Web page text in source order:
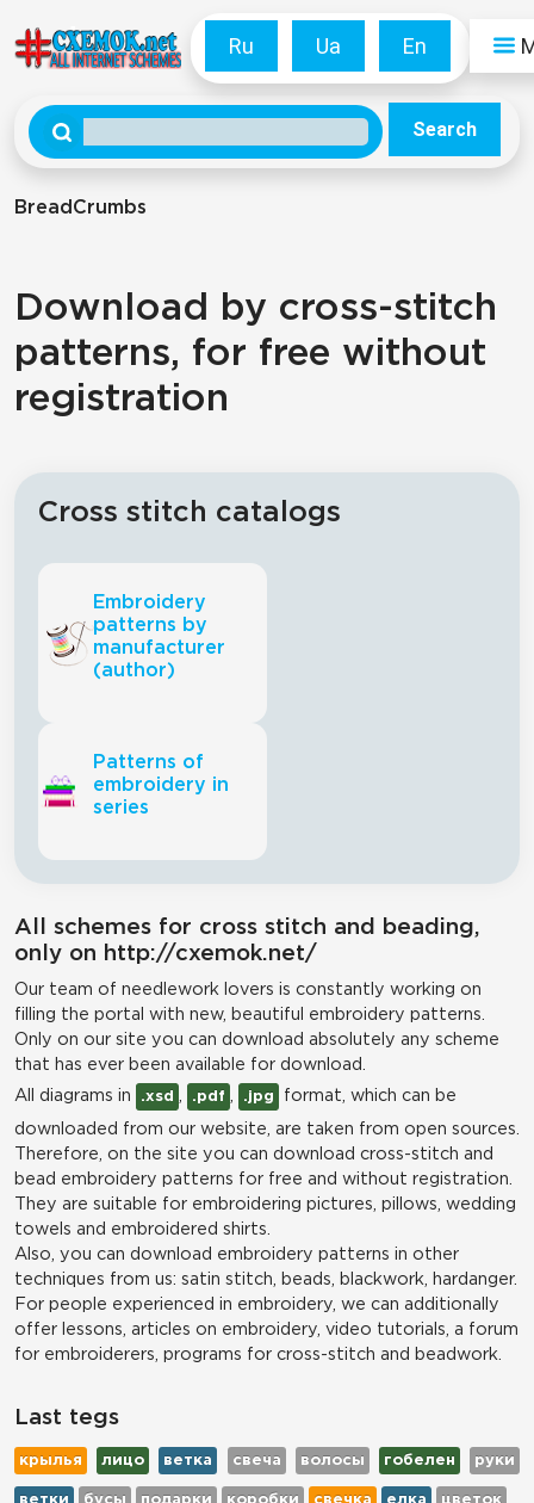
Ru Ua En
Search
BreadCrumbs
Download by cross-stitch
patterns, for free without
registration
Cross stitch catalogs
Embroidery
patterns by
manufacturer
(author)
Patterns of
embroidery in
series
All schemes for cross stitch and beading,
only on http://cxemok.net/
Our team of needlework lovers is constantly working on
filling the portal with new, beautiful embroidery patterns.
Only on our site you can download absolutely any scheme
that has ever been available for download.
All diagrams in
.xsd .pdf .jpg format, which can be
downloaded from our website, are taken from open sources.
Therefore, on the site you can download cross-stitch and
bead embroidery patterns for free and without registration.
They are suitable for embroidering pictures, pillows, wedding
towels and embroidered shirts.
Also, you can download embroidery patterns in other
techniques from us: satin stitch, beads, blackwork, hardanger.
For people experienced in embroidery, we can additionally
offer lessons, articles on embroidery, video tutorials, a forum
for embroiderers, programs for cross-stitch and beadwork.
Last tegs
крылья лицо ветка свеча волосы гобелен руки
ветки бусы подарки коробки свечка елка цветок